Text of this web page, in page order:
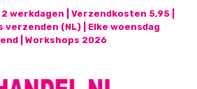
werkdagen | Verzendkosten 5,95 |
(NL) | Elke woensdag
| Workshops 2026